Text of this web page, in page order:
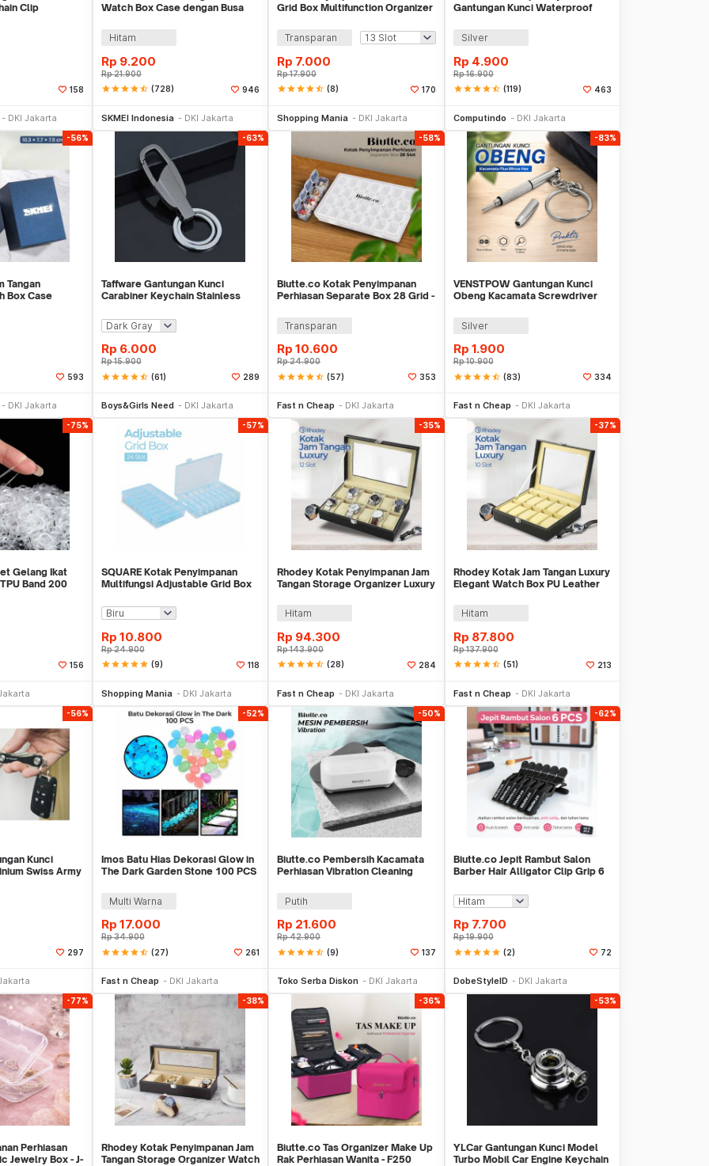
Clip
158
DKI Jakarta
Watch Box Case dengan Busa
Hitam
Rp 9.200
Rp21.900
starstarstarstarstar_half (728) 946
SKMEI Indonesia DKI Jakarta
Grid Box Multifunction Organizer
Transparan
Rp 7.000
Rp17.900
starstarstarstarstar_half (8) 170
Shopping Mania DKI Jakarta
Gantungan Kunci Waterproof
Silver
Rp 4.900
Rp16.900
starstarstarstarstar_half (119) 463
Computindo DKI Jakarta
-56%
Tangan
Box Case
593
DKI Jakarta
-63%
Taffware Gantungan Kunci
Carabiner Keychain Stainless
Rp 6.000
Rp15.900
starstarstarstarstar_half (61) 289
Boys&Girls Need DKI Jakarta
-58%
Biutte.co Kotak Penyimpanan
Perhiasan Separate Box 28 Grid -
Transparan
Rp 10.600
Rp24.900
starstarstarstarstar_half (57) 353
Fast n Cheap DKI Jakarta
-83%
VENSTPOW Gantungan Kunci
Obeng Kacamata Screwdriver
Silver
Rp 1.900
Rp10.900
starstarstarstarstar_half (83) 334
Fast n Cheap DKI Jakarta
-75%
Gelang Ikat
Band 200
156
-57%
SQUARE Kotak Penyimpanan
Multifungsi Adjustable Grid Box
Rp 10.800
Rp24.900
starstarstarstarstar (9) 118
Shopping Mania DKI Jakarta
-35%
Rhodey Kotak Penyimpanan Jam
Tangan Storage Organizer Luxury
Hitam
Rp 94.300
Rp143.900
starstarstarstarstar_half (28) 284
Fast n Cheap DKI Jakarta
-37%
Rhodey Kotak Jam Tangan Luxury
Elegant Watch Box PU Leather
Hitam
Rp 87.800
Rp137.900
starstarstarstarstar_half (51) 213
Fast n Cheap DKI Jakarta
-56%
Kunci
Swiss Army
297
-52%
Imos Batu Hias Dekorasi Glow in
The Dark Garden Stone 100 PCS
Multi Warna
Rp 17.000
Rp34.900
starstarstarstarstar_half (27) 261
Fast n Cheap DKI Jakarta
-50%
Biutte.co Pembersih Kacamata
Perhiasan Vibration Cleaning
Putih
Rp 21.600
Rp42.900
starstarstarstarstar_half (9) 137
Toko Serba Diskon DKI Jakarta
-62%
Biutte.co Jepit Rambut Salon
Barber Hair Alligator Clip Grip 6
Rp 7.700
Rp19.900
starstarstarstarstar (2) 72
DobeStyleID DKI Jakarta
-77%
Perhiasan
Jewelry Box - J-
-38%
Rhodey Kotak Penyimpanan Jam
Tangan Storage Organizer Watch
-36%
Biutte.co Tas Organizer Make Up
Rak Perhiasan Wanita - F250
-53%
YLCar Gantungan Kunci Model
Turbo Mobil Car Engine Keychain